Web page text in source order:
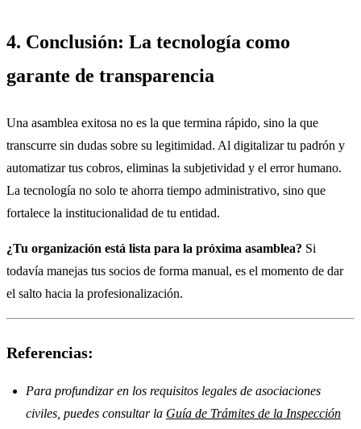
4. Conclusión: La tecnología como
garante de transparencia
Una asamblea exitosa no es la que termina rápido, sino la que
transcurre sin dudas sobre su legitimidad. Al digitalizar tu padrón y
automatizar tus cobros, eliminas la subjetividad y el error humano.
La tecnología no solo te ahorra tiempo administrativo, sino que
fortalece la institucionalidad de tu entidad.
¿Tu organización está lista para la próxima asamblea? Si
todavía manejas tus socios de forma manual, es el momento de dar
el salto hacia la profesionalización.
Referencias:
Para profundizar en los requisitos legales de asociaciones
civiles, puedes consultar la Guía de Trámites de la Inspección